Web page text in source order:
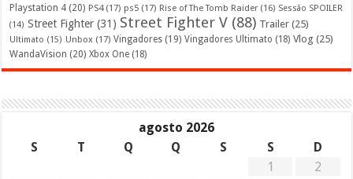
Playstation 4 (20) PS4(17) ps5 (17) Rise of The Tomb Raider (16) Sessão SPOILER
(14) Street Fighter (31) Street Fighter V (88) Trailer (25)
Ultimato (15) Unbox (17) Vingadores (19) Vingadores Ultimato (18) Vlog (25)
WandaVision (20) Xbox One (18)
agosto 2026
S
T Q Q S S
D
1
2